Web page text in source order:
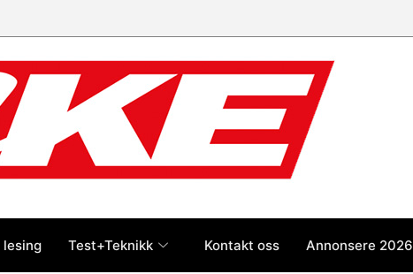
lesing Test+Teknikk Kontakt oss Annonsere 2026